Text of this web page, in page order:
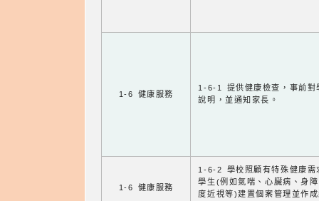
1-6 健康服務
1-6-1 提供健康檢查，事前對
說明，並通知家長。
1-6 健康服務
1-6-2 學校照顧有特殊健康需
學生(例如氣喘、心臟病、身
度近視等)建置個案管理並作